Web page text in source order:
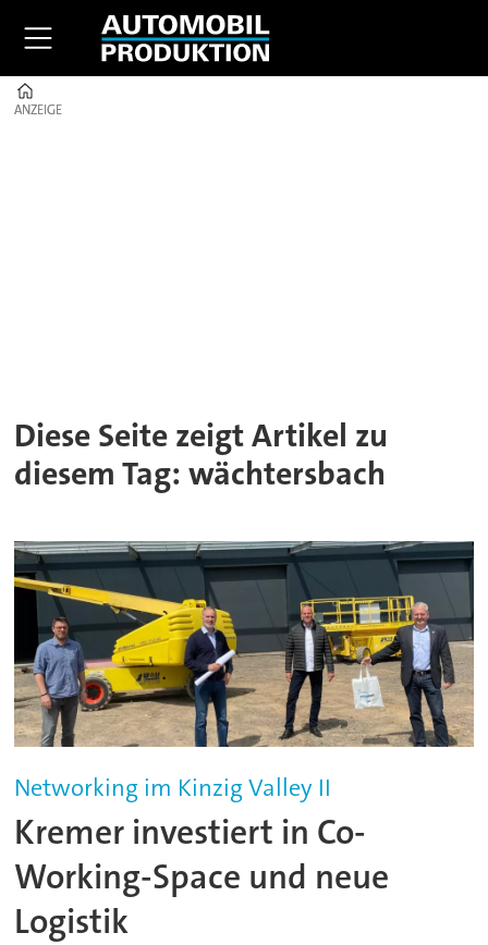
ANZEIGE
ANZEIGE
Diese Seite zeigt Artikel zu
diesem Tag: wächtersbach
Networking im Kinzig Valley II
Kremer investiert in Co-
Working-Space und neue
Logistik